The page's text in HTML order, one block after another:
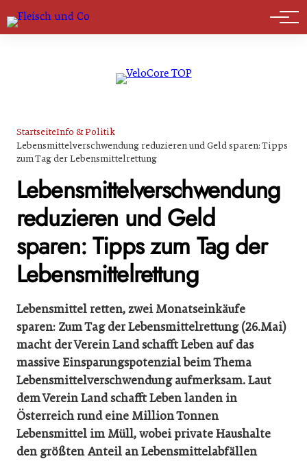
Marktführer
StartseiteInfo & Politik
Lebensmittelverschwendung reduzieren und Geld sparen: Tipps
zum Tag der Lebensmittelrettung
Lebensmittelverschwendung
reduzieren und Geld
sparen: Tipps zum Tag der
Lebensmittelrettung
Lebensmittel retten, zwei Monatseinkäufe
sparen: Zum Tag der Lebensmittelrettung (26.Mai)
macht der Verein Land schafft Leben auf das
massive Einsparungspotenzial beim Thema
Lebensmittelverschwendung aufmerksam. Laut
dem Verein Land schafft Leben landen in
Österreich rund eine Million Tonnen
Lebensmittel im Müll, wobei private Haushalte
den größten Anteil an Lebensmittelabfällen